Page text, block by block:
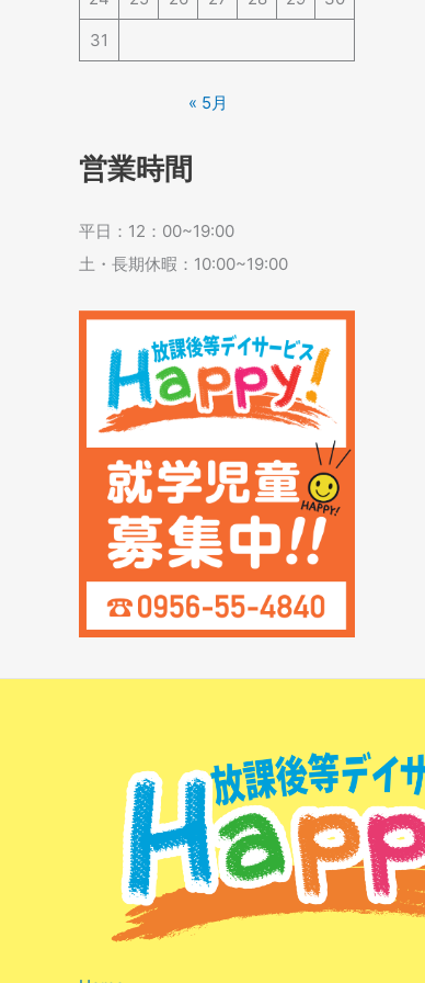
31
« 5月
営業時間
平日：12：00~19:00
土・長期休暇：10:00~19:00